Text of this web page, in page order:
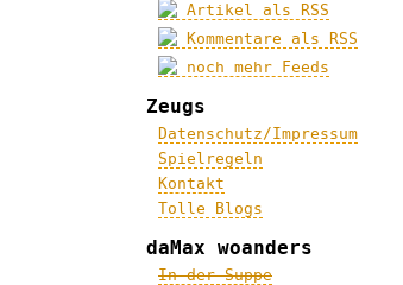
Artikel als RSS
Kommentare als RSS
noch mehr Feeds
Zeugs
Datenschutz/Impressum
Spielregeln
Kontakt
Tolle Blogs
daMax woanders
In der Suppe